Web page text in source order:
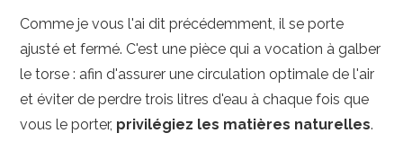
Comme je vous l'ai dit précédemment, il se porte
ajusté et fermé. C'est une pièce qui a vocation à galber
le torse : afin d'assurer une circulation optimale de l'air
et éviter de perdre trois litres d'eau à chaque fois que
vous le porter, privilégiez les matières naturelles.